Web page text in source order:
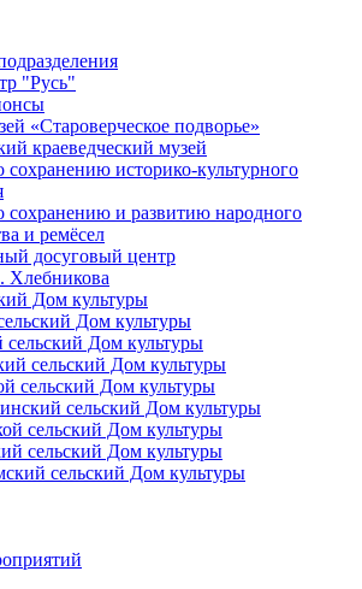
содержанию
"Русь"
«Староверческое подворье»
краеведческий музей
сохранению историко-культурного
сохранению и развитию народного
и ремёсел
досуговый центр
Хлебникова
Дом культуры
Дом культуры
Дом культуры
сельский Дом культуры
сельский Дом культуры
сельский Дом культуры
сельский Дом культуры
сельский Дом культуры
сельский Дом культуры